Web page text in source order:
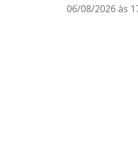
06/08/2026 às